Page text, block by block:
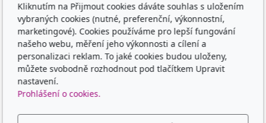
TCM - Eruvia
Lesní 719, 34506 Kdyně
Kontakt
00420 605 565 580
Kliknutím na Přijmout cookies dáváte souhlas s uložením
vybraných cookies (nutné, preferenční, výkonnostní,
marketingové). Cookies používáme pro lepší fungování
našeho webu, měření jeho výkonnosti a cílení a
personalizaci reklam. To jaké cookies budou uloženy,
můžete svobodně rozhodnout pod tlačítkem Upravit
nastavení.
Prohlášení o cookies.